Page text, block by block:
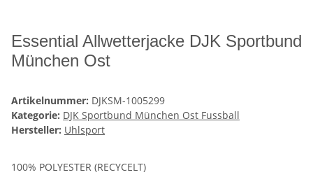
Essential Allwetterjacke DJK Sportbund
München Ost
Artikelnummer: DJKSM-1005299
Kategorie: DJK Sportbund München Ost Fussball
Hersteller: Uhlsport
100% POLYESTER (RECYCELT)